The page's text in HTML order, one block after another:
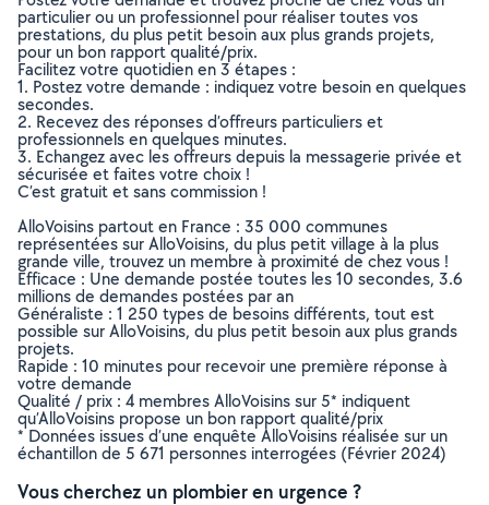
particulier ou un professionnel pour réaliser toutes vos
prestations, du plus petit besoin aux plus grands projets,
pour un bon rapport qualité/prix.
Facilitez votre quotidien en 3 étapes :
1. Postez votre demande : indiquez votre besoin en quelques
secondes.
2. Recevez des réponses d’offreurs particuliers et
professionnels en quelques minutes.
3. Echangez avec les offreurs depuis la messagerie privée et
sécurisée et faites votre choix !
C’est gratuit et sans commission !
AlloVoisins partout en France : 35 000 communes
représentées sur AlloVoisins, du plus petit village à la plus
grande ville, trouvez un membre à proximité de chez vous !
Efficace : Une demande postée toutes les 10 secondes, 3.6
millions de demandes postées par an
Généraliste : 1 250 types de besoins différents, tout est
possible sur AlloVoisins, du plus petit besoin aux plus grands
projets.
Rapide : 10 minutes pour recevoir une première réponse à
votre demande
Qualité / prix : 4 membres AlloVoisins sur 5* indiquent
qu’AlloVoisins propose un bon rapport qualité/prix
* Données issues d’une enquête AlloVoisins réalisée sur un
échantillon de 5 671 personnes interrogées (Février 2024)
Vous cherchez un plombier en urgence ?